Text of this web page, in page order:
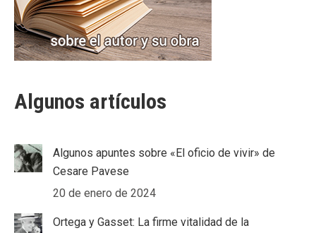
Algunos artículos
Algunos apuntes sobre «El oficio de vivir» de
Cesare Pavese
20 de enero de 2024
Ortega y Gasset: La firme vitalidad de la